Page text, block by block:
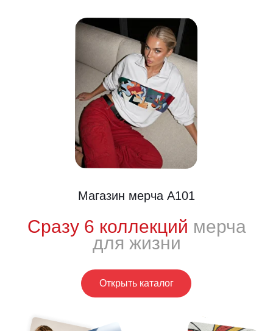
Сразу 6 коллекций мерча
для жизни
Магазин мерча А101
Открыть каталог
Не слоган.Настроение.